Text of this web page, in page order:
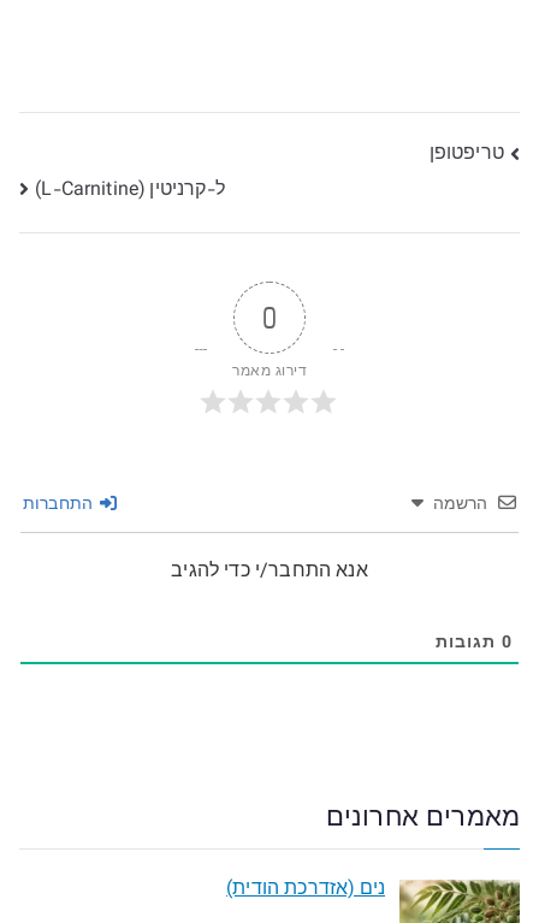
ניווט
טריפטופן
ל-קרניטין (L-Carnitine)
0
דירוג מאמר
הרשמה התחברות
אנא התחבר/י כדי להגיב
0 תגובות
מאמרים אחרונים
נים (אזדרכת הודית)